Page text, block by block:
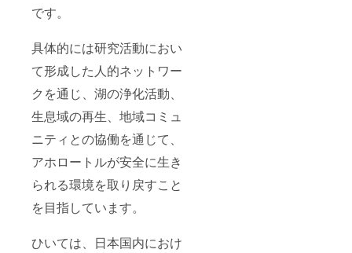
です。
具体的には研究活動におい
て形成した人的ネットワー
クを通じ、湖の浄化活動、
生息域の再生、地域コミュ
ニティとの協働を通じて、
アホロートルが安全に生き
られる環境を取り戻すこと
を目指しています。
ひいては、日本国内におけ